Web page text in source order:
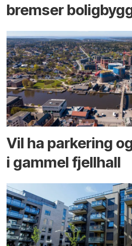
bremser
Vil ha parkering
i gammel fjellhall